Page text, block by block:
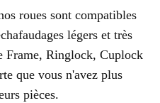
roues sont compatibles
légers et très
Frame, Ringlock, Cuplock
que vous n'avez plus
pièces.